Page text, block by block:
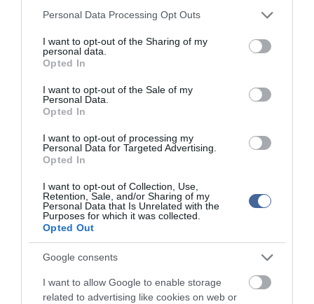
Please note that this website/app uses one or more Google
not limited to your visit or usage behaviour. You may click to
grant or deny consent to Google and its third-party tags to
use your data for below specified purposes in below Google
consent section.
Personal Data Processing Opt Outs
I want to opt-out of the Sharing of my
personal data.
Opted In
I want to opt-out of the Sale of my
Personal Data.
Opted In
I want to opt-out of processing my
Personal Data for Targeted Advertising.
Opted In
I want to opt-out of Collection, Use,
Retention, Sale, and/or Sharing of my
Personal Data that Is Unrelated with the
Purposes for which it was collected.
Opted Out
Google consents
I want to allow Google to enable storage
related to advertising like cookies on web or
Nagy erőkkel keresik a szomjazó gólyát megmentő
Árpádot
kormány
Kenyában bezzeg minden zöldebb
Második világháborús német katonai motorkerékpár
bukkant elő a Dunából
az államfőválasztás
Szomjazó gólyának adott inni egy férfi Tiszakécskénél -
megható pillanatot rögzített a kamera
Megható felvétel: elpusztult borját vitte magával egy
top cikkek: